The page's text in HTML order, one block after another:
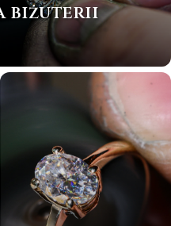
biżuterii